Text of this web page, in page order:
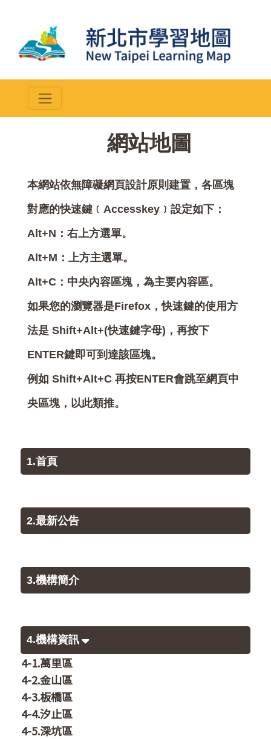
網站地圖
本網站依無障礙網頁設計原則建置，各區塊
對應的快速鍵﹝Accesskey﹞設定如下：
Alt+N：右上方選單。
Alt+M：上方主選單。
Alt+C：中央內容區塊，為主要內容區。
如果您的瀏覽器是Firefox，快速鍵的使用方
法是 Shift+Alt+(快速鍵字母)，再按下
ENTER鍵即可到達該區塊。
例如 Shift+Alt+C 再按ENTER會跳至網頁中
央區塊，以此類推。
1.首頁
2.最新公告
3.機構簡介
4.機構資訊
4-1.萬里區
4-2.金山區
4-3.板橋區
4-4.汐止區
4-5.深坑區